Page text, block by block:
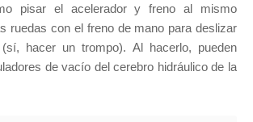
pisar el acelerador y freno al mismo
ruedas con el freno de mano para deslizar
hacer un trompo). Al hacerlo, pueden
de vacío del cerebro hidráulico de la